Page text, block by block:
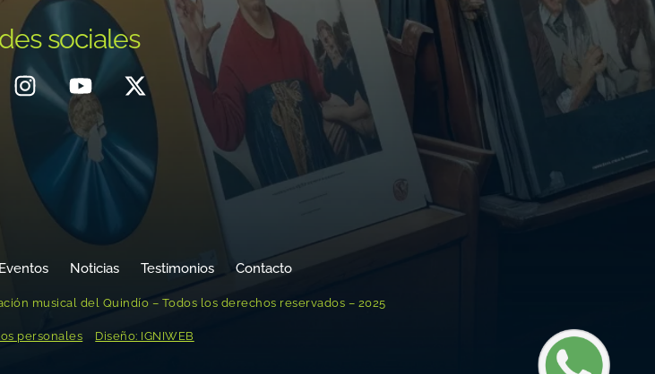
sociales
Eventos Noticias Testimonios Contacto
musical del Quindío – Todos los derechos reservados – 2025
personales Diseño: IGNIWEB